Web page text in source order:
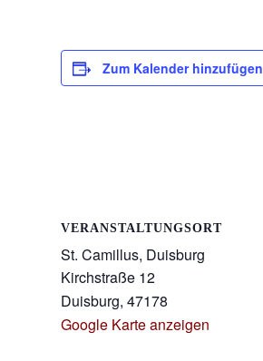
Zum Kalender hinzufügen
VERANSTALTUNGSORT
St. Camillus, Duisburg
Kirchstraße 12
Duisburg, 47178
Google Karte anzeigen